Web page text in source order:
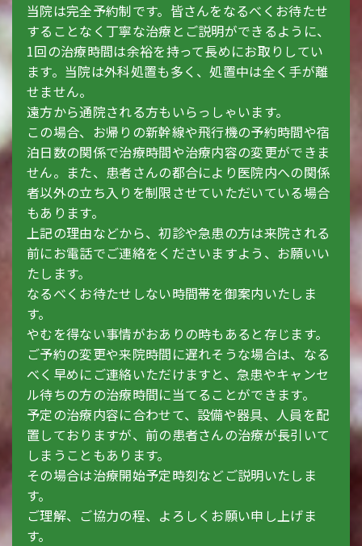
当院は完全予約制です。皆さんをなるべくお待たせ
することなく丁寧な治療とご説明ができるように、
1回の治療時間は余裕を持って長めにお取りしてい
ます。当院は外科処置も多く、処置中は全く手が離
せません。
遠方から通院される方もいらっしゃいます。
この場合、お帰りの新幹線や飛行機の予約時間や宿
泊日数の関係で治療時間や治療内容の変更ができま
せん。また、患者さんの都合により医院内への関係
者以外の立ち入りを制限させていただいている場合
もあります。
上記の理由などから、初診や急患の方は来院される
前にお電話でご連絡をくださいますよう、お願いい
たします。
なるべくお待たせしない時間帯を御案内いたしま
す。
やむを得ない事情がおありの時もあると存じます。
ご予約の変更や来院時間に遅れそうな場合は、なる
べく早めにご連絡いただけますと、急患やキャンセ
ル待ちの方の治療時間に当てることができます。
予定の治療内容に合わせて、設備や器具、人員を配
置しておりますが、前の患者さんの治療が長引いて
しまうこともあります。
その場合は治療開始予定時刻などご説明いたしま
す。
ご理解、ご協力の程、よろしくお願い申し上げま
す。